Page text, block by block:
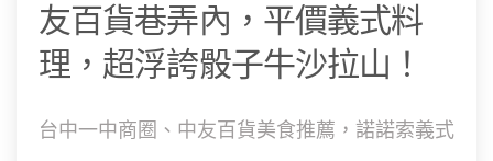
友百貨巷弄內，平價義式料
理，超浮誇骰子牛沙拉山！
台中一中商圈、中友百貨美食推薦，諾諾索義式